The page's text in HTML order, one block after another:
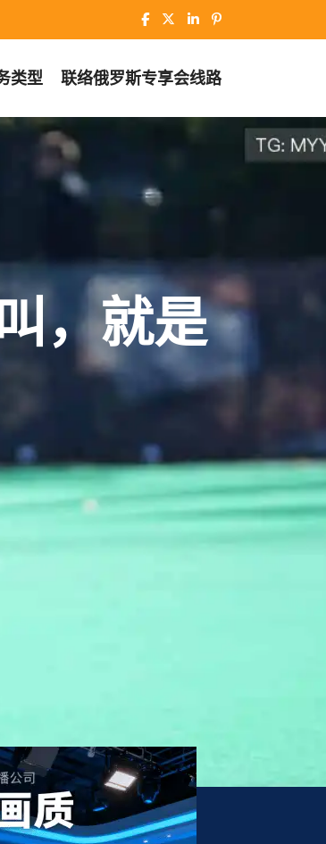
类型 联络俄罗斯专享会线路
，就是